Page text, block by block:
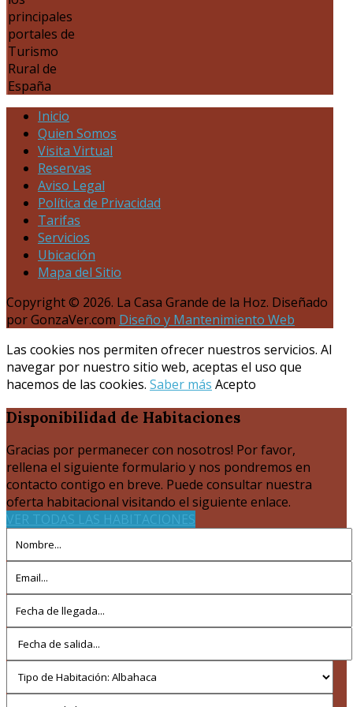
principales
portales de
Turismo
Rural de
España
Inicio
Quien Somos
Visita Virtual
Reservas
Aviso Legal
Política de Privacidad
Tarifas
Servicios
Ubicación
Mapa del Sitio
Copyright © 2026. La Casa Grande de la Hoz. Diseñado
por GonzaVer.com Diseño y Mantenimiento Web
Las cookies nos permiten ofrecer nuestros servicios. Al
navegar por nuestro sitio web, aceptas el uso que
hacemos de las cookies. Saber más Acepto
Disponibilidad de Habitaciones
Gracias por permanecer con nosotros! Por favor,
rellena el siguiente formulario y nos pondremos en
contacto contigo en breve. Puede consultar nuestra
oferta habitacional visitando el siguiente enlace.
VER TODAS LAS HABITACIONES